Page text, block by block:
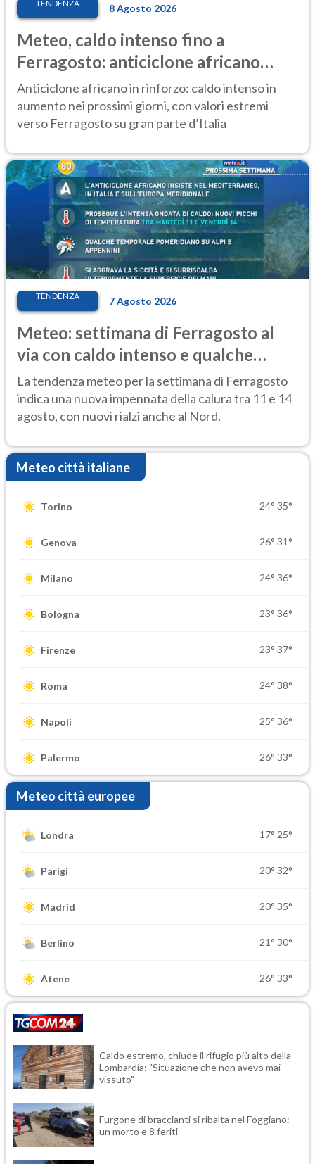
TENDENZA 8 Agosto 2026
Meteo, caldo intenso fino a
Ferragosto: anticiclone africano
ancora protagonista
Anticiclone africano in rinforzo: caldo intenso in
aumento nei prossimi giorni, con valori estremi
verso Ferragosto su gran parte d’Italia
TENDENZA 7 Agosto 2026
Meteo: settimana di Ferragosto al
via con caldo intenso e qualche
temporale
La tendenza meteo per la settimana di Ferragosto
indica una nuova impennata della calura tra 11 e 14
agosto, con nuovi rialzi anche al Nord.
Meteo città italiane
Torino 24° 35°
Genova 26° 31°
Milano 24° 36°
Bologna 23° 36°
Firenze 23° 37°
Roma 24° 38°
Napoli 25° 36°
Palermo 26° 33°
Meteo città europee
Londra 17° 25°
Parigi 20° 32°
Madrid 20° 35°
Berlino 21° 30°
Atene 26° 33°
Caldo estremo, chiude il rifugio più alto della
Lombardia: "Situazione che non avevo mai
vissuto"
Furgone di braccianti si ribalta nel Foggiano:
un morto e 8 feriti